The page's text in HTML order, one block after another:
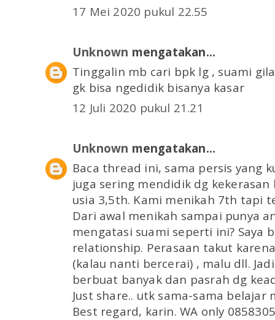
17 Mei 2020 pukul 22.55
Unknown mengatakan...
Tinggalin mb cari bpk lg , suami
gk bisa ngedidik bisanya kasar
12 Juli 2020 pukul 21.21
Unknown mengatakan...
Baca thread ini, sama persis yang
juga sering mendidik dg
usia 3,5th. Kami menikah 7th tapi
Dari awal menikah sampai punya
mengatasi suami seperti ini? Saya
relationship. Perasaan takut
(kalau nanti bercerai) , malu dll.
berbuat banyak dan pasrah dg
Just share.. utk sama-sama belajar
Best regard, karin. WA only